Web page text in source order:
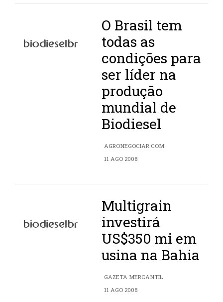
O Brasil tem
todas as
condições para
ser líder na
produção
mundial de
Biodiesel
AGRONEGOCIAR.COM
11 AGO 2008
Multigrain
investirá
US$350 mi em
usina na Bahia
GAZETA MERCANTIL
11 AGO 2008